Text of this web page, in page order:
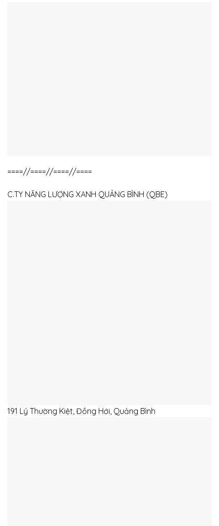
====//====//====//====
C.TY NĂNG LƯỢNG XANH QUẢNG BÌNH (QBE)
191 Lý Thường Kiệt, Đồng Hới, Quảng Bình